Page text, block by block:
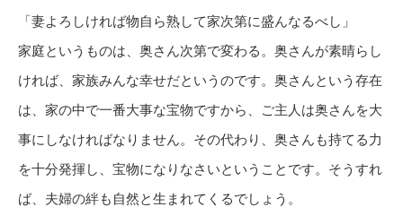
「妻よろしければ物自ら熟して家次第に盛んなるべし」
家庭というものは、奥さん次第で変わる。奥さんが素晴らし
ければ、家族みんな幸せだというのです。奥さんという存在
は、家の中で一番大事な宝物ですから、ご主人は奥さんを大
事にしなければなりません。その代わり、奥さんも持てる力
を十分発揮し、宝物になりなさいということです。そうすれ
ば、夫婦の絆も自然と生まれてくるでしょう。